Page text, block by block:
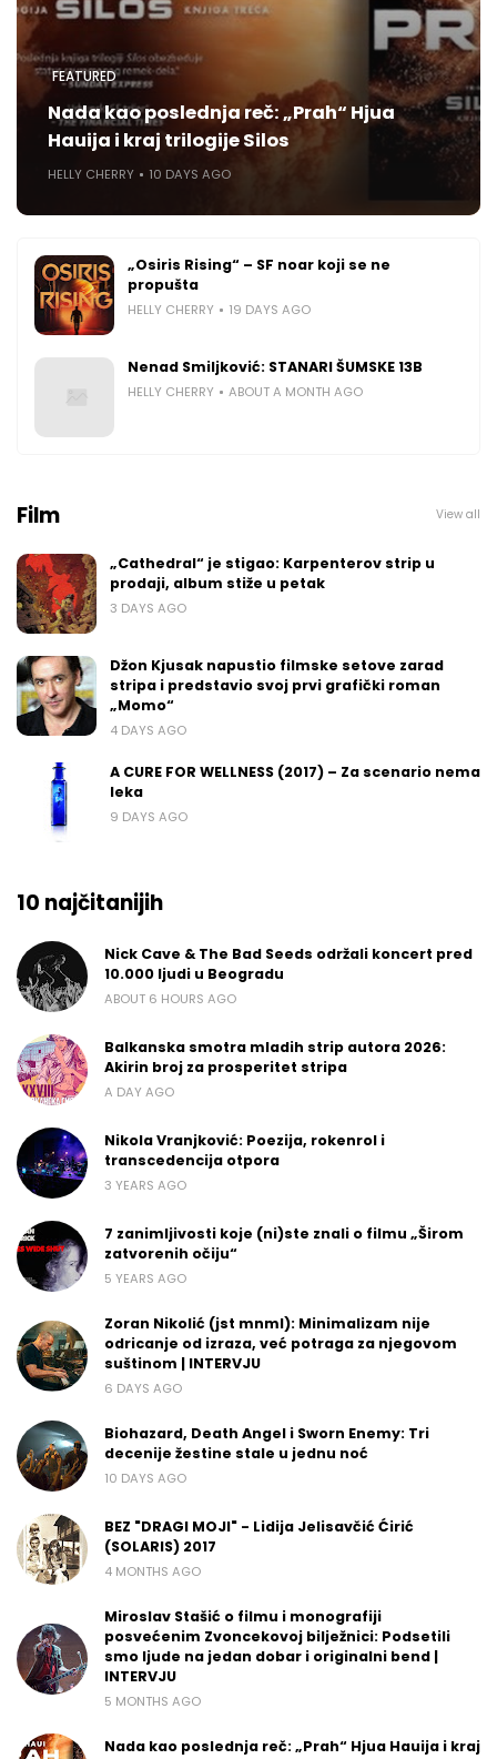
FEATURED
Nada kao poslednja reč: „Prah“ Hjua
Hauija i kraj trilogije Silos
HELLY CHERRY 10 DAYS AGO
„Osiris Rising“ – SF noar koji se ne
propušta
HELLY CHERRY 19 DAYS AGO
Nenad Smiljković: STANARI ŠUMSKE 13B
HELLY CHERRY ABOUT A MONTH AGO
Film View all
„Cathedral“ je stigao: Karpenterov strip u
prodaji, album stiže u petak
3 DAYS AGO
Džon Kjusak napustio filmske setove zarad
stripa i predstavio svoj prvi grafički roman
„Momo“
4 DAYS AGO
A CURE FOR WELLNESS (2017) – Za scenario nema
leka
9 DAYS AGO
10 najčitanijih
Nick Cave & The Bad Seeds održali koncert pred
10.000 ljudi u Beogradu
ABOUT 6 HOURS AGO
Balkanska smotra mladih strip autora 2026:
Akirin broj za prosperitet stripa
A DAY AGO
Nikola Vranjković: Poezija, rokenrol i
transcedencija otpora
3 YEARS AGO
7 zanimljivosti koje (ni)ste znali o filmu „Širom
zatvorenih očiju“
5 YEARS AGO
Zoran Nikolić (jst mnml): Minimalizam nije
odricanje od izraza, već potraga za njegovom
suštinom | INTERVJU
6 DAYS AGO
Biohazard, Death Angel i Sworn Enemy: Tri
decenije žestine stale u jednu noć
10 DAYS AGO
BEZ "DRAGI MOJI" - Lidija Jelisavčić Ćirić
(SOLARIS) 2017
4 MONTHS AGO
Miroslav Stašić o filmu i monografiji
posvećenim Zvoncekovoj bilježnici: Podsetili
smo ljude na jedan dobar i originalni bend |
INTERVJU
5 MONTHS AGO
Nada kao poslednja reč: „Prah“ Hjua Hauija i kraj